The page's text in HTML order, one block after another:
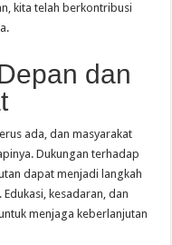
kita telah berkontribusi
dan
ada, dan masyarakat
Dukungan terhadap
dapat menjadi langkah
kesadaran, dan
menjaga keberlanjutan